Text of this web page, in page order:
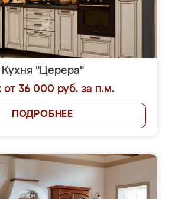
Кухня "Церера"
от 36 000 руб. за п.м.
ПОДРОБНЕЕ